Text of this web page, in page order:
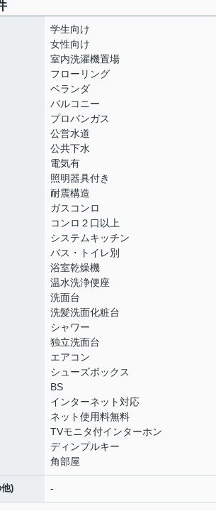
学生向け
女性向け
室内洗濯機置場
フローリング
ベランダ
バルコニー
プロパンガス
公営水道
公共下水
電気有
照明器具付き
耐震構造
ガスコンロ
コンロ２口以上
システムキッチン
バス・トイレ別
浴室乾燥機
温水洗浄便座
洗面台
洗髪洗面化粧台
シャワー
独立洗面台
エアコン
シューズボックス
BS
インターネット対応
ネット使用料無料
TVモニタ付インターホン
ディンプルキー
角部屋
) -